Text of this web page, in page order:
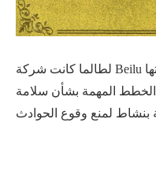
لطالما كانت شركة Beilu الصيدلانية واعية في الوفاء بمسؤوليتها
المهمة بشأن سلامة